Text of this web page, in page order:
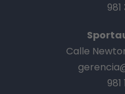
Calle